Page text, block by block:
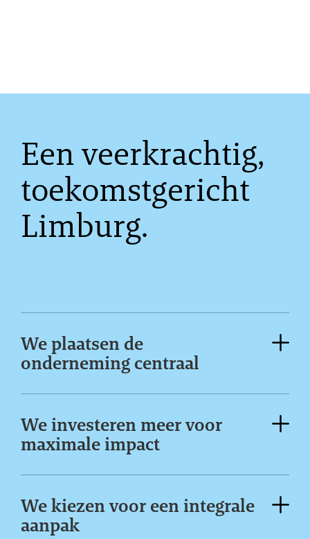
Een veerkrachtig,
toekomstgericht
Limburg.
We plaatsen de
onderneming centraal
We investeren meer voor
maximale impact
We kiezen voor een integrale
aanpak